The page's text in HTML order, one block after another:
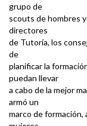
grupo de
scouts de hombres
directores
de Tutoría, los
de
planificar la
puedan llevar
a cabo de la mejor
armó un
marco de